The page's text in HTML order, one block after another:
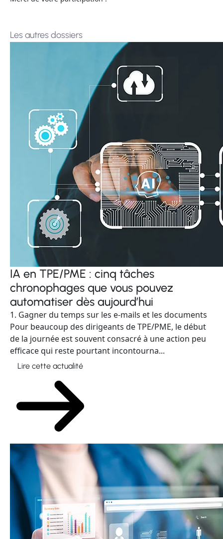
Les autres dossiers
IA en TPE/PME : cinq tâches
chronophages que vous pouvez
automatiser dès aujourd’hui
1. Gagner du temps sur les e-mails et les documents
Pour beaucoup des dirigeants de TPE/PME, le début
de la journée est souvent consacré à une action peu
efficace qui reste pourtant incontourna...
Lire cette actualité